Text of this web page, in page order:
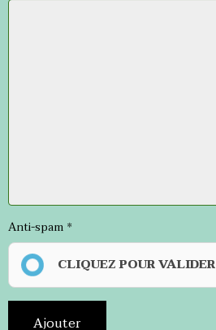
Anti-spam
CLIQUEZ POUR VALIDER
Ajouter